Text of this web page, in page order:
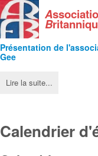
A
B
Présentation de l'
Gee
Lire la suite...
Calendrier